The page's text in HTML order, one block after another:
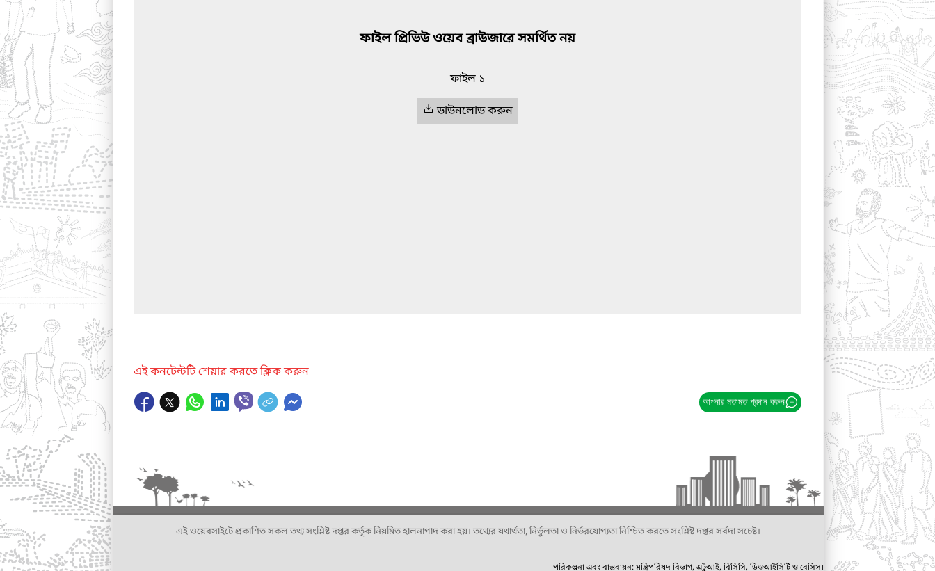
ফাইল প্রিভিউ ওয়েব ব্রাউজারে সমর্থিত নয়
ফাইল ১
ডাউনলোড করুন
এই কনটেন্টটি শেয়ার করতে ক্লিক করুন
আপনার মতামত প্রদান করুন
এই ওয়েবসাইটে প্রকাশিত সকল তথ্য সংশ্লিষ্ট দপ্তর কর্তৃক নিয়মিত হালনাগাদ করা হয়। তথ্যের যথার্থতা, নির্ভুলতা ও নির্ভরযোগ্যতা নিশ্চিত করতে সংশ্লিষ্ট দপ্তর সর্বদা সচেষ্ট।
পরিকল্পনা এবং বাস্তবায়ন: মন্ত্রিপরিষদ বিভাগ, এটুআই, বিসিসি, ডিওআইসিটি ও বেসিস।